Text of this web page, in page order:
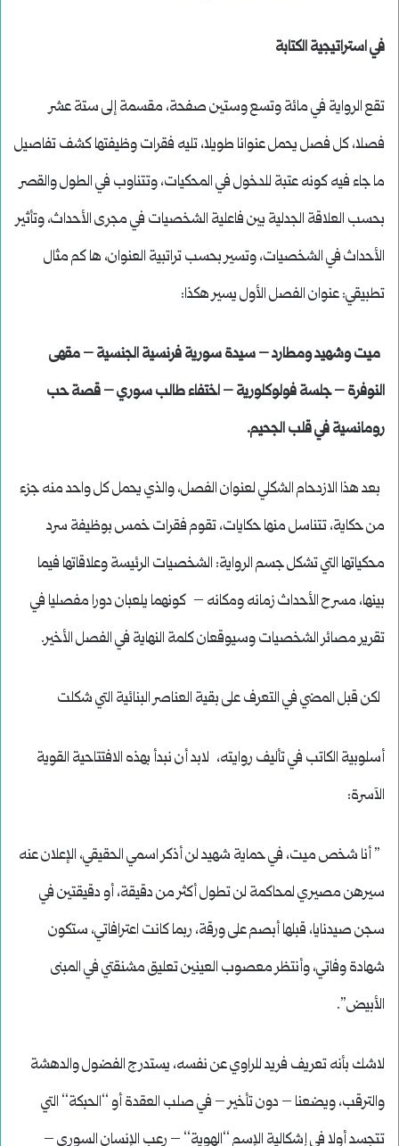
في استراتيجية الكتابة
تقع الرواية في مائة وتسع وستين صفحة، مقسمة إلى ستة عشر
فصلا، كل فصل يحمل عنوانا طويلا، تليه فقرات وظيفتها كشف تفاصيل
ما جاء فيه كونه عتبة للدخول في المحكيات، وتتناوب في الطول والقصر
بحسب العلاقة الجدلية بين فاعلية الشخصيات في مجرى الأحداث، وتأثير
الأحداث في الشخصيات، وتسير بحسب تراتبية العنوان، ها كم مثال
تطبيقي: عنوان الفصل الأول يسير هكذا:
ميت وشهيد ومطارد – سيدة سورية فرنسية الجنسية – مقهى
النوفرة – جلسة فولوكلورية – اختفاء طالب سوري – قصة حب
رومانسية في قلب الجحيم.
بعد هذا الازدحام الشكلي لعنوان الفصل، والذي يحمل كل واحد منه جزء
من حكاية، تتناسل منها حكايات، تقوم فقرات خمس بوظيفة سرد
محكياتها التي تشكل جسم الرواية: الشخصيات الرئيسة وعلاقاتها فيما
بينها، مسرح الأحداث زمانه ومكانه – كونهما يلعبان دورا مفصليا في
تقرير مصائر الشخصيات وسيوقعان كلمة النهاية في الفصل الأخير.
لكن قبل المضي في التعرف على بقية العناصر البنائية التي شكلت
أسلوبية الكاتب في تأليف روايته، لابد أن نبدأ بهذه الافتتاحية القوية
الآسرة:
” أنا شخص ميت، في حماية شهيد لن أذكر اسمي الحقيقي، الإعلان عنه
سيرهن مصيري لمحاكمة لن تطول أكثر من دقيقة، أو دقيقتين في
سجن صيدنايا، قبلها أبصم على ورقة، ربما كانت اعترافاتي، ستكون
شهادة وفاتي، وأنتظر معصوب العينين تعليق مشنقتي في المبنى
الأبيض”.
لاشك بأنه تعريف فريد للراوي عن نفسه، يستدرج الفضول والدهشة
والترقب، ويضعنا – دون تأخير – في صلب العقدة أو ‘‘الحبكة‘‘ التي
تتجسد أولا في إشكالية الإسم ‘‘الهوية‘‘ – رعب الإنسان السوري –